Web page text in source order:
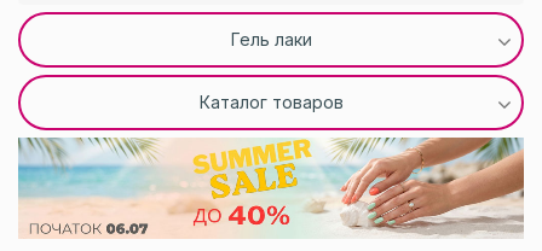
Гель лаки
Каталог товаров